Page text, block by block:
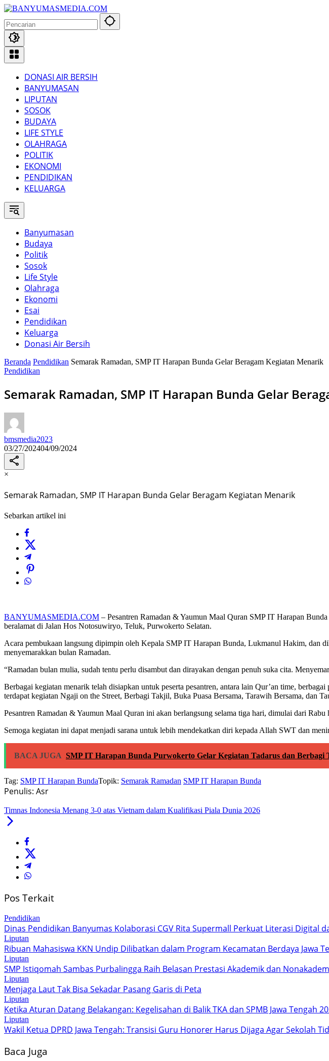
Langsung
konten
DONASI AIR BERSIH
BANYUMASAN
LIPUTAN
SOSOK
BUDAYA
LIFE STYLE
OLAHRAGA
POLITIK
EKONOMI
PENDIDIKAN
KELUARGA
Banyumasan
Budaya
Politik
Sosok
Life Style
Olahraga
Ekonomi
Esai
Pendidikan
Keluarga
Donasi Air Bersih
Beranda Pendidikan Semarak Ramadan, SMP IT Harapan Bunda Gelar Beragam Kegiatan Menarik
Pendidikan
Semarak Ramadan, SMP IT Harapan Bunda Gelar
bmsmedia2023
03/27/202404/09/2024
×
Semarak Ramadan, SMP IT Harapan Bunda Gelar Beragam Kegiatan Menarik
Sebarkan artikel ini
BANYUMASMEDIA.COM – Pesantren Ramadan & Yaumun Maal Quran SMP IT Harapan
beralamat di Jalan Hos Notosuwiryo, Teluk, Purwokerto Selatan.
Acara pembukaan langsung dipimpin oleh Kepala SMP IT Harapan Bunda, Lukmanul Hakim, dan
menyemarakkan bulan Ramadan.
“Ramadan bulan mulia, sudah tentu perlu disambut dan dirayakan dengan penuh suka cita.
Berbagai kegiatan menarik telah disiapkan untuk peserta pesantren, antara lain Qur’an time,
terdapat kegiatan Ngaji on the Street, Berbagi Takjil, Buka Puasa Bersama, Tarawih Bersama, dan
Pesantren Ramadan & Yaumun Maal Quran ini akan berlangsung selama tiga hari, dimulai dari
Semoga kegiatan ini dapat menjadi sarana untuk lebih mendekatkan diri kepada Allah SWT dan
BACA JUGA SMP IT Harapan Bunda Purwokerto Gelar Kegiatan Tadarus dan Berbagi
Tag: SMP IT Harapan BundaTopik: Semarak Ramadan SMP IT Harapan Bunda
Penulis: Asr
Timnas Indonesia Menang 3-0 atas Vietnam dalam Kualifikasi Piala Dunia 2026
Pos Terkait
Pendidikan
Dinas Pendidikan Banyumas Kolaborasi CGV Rita Supermall Perkuat Literasi Digital
Liputan
Ribuan Mahasiswa KKN Undip Dilibatkan dalam Program Kecamatan Berdaya Jawa
Liputan
SMP Istiqomah Sambas Purbalingga Raih Belasan Prestasi Akademik dan
Liputan
Menjaga Laut Tak Bisa Sekadar Pasang Garis di Peta
Liputan
Ketika Aturan Datang Belakangan: Kegelisahan di Balik TKA dan SPMB Jawa Tengah
Liputan
Wakil Ketua DPRD Jawa Tengah: Transisi Guru Honorer Harus Dijaga Agar Sekolah
Baca Juga